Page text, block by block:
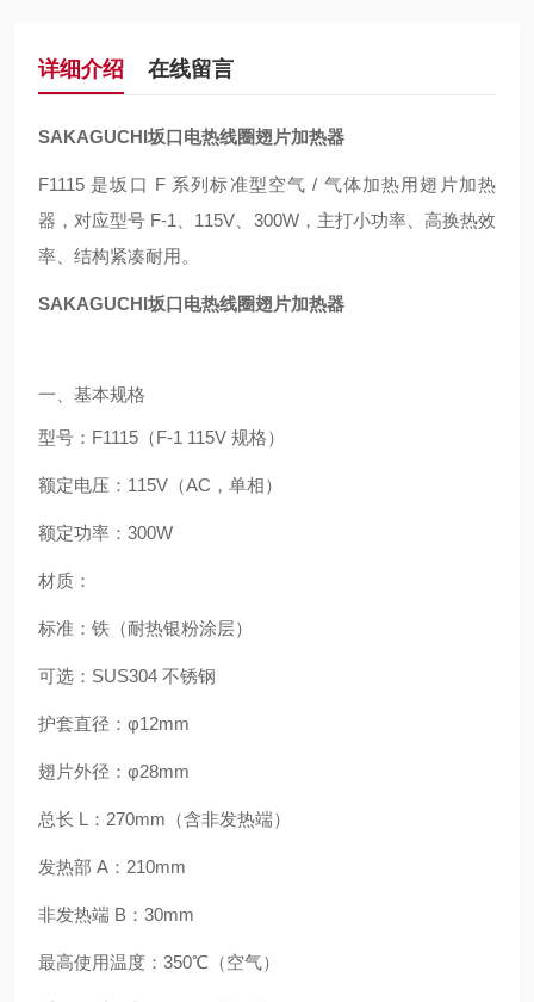
详细介绍 在线留言
SAKAGUCHI坂口电热线圈翅片加热器
F1115 是坂口 F 系列标准型空气 / 气体加热用翅片加热
器，对应型号 F-1、115V、300W，主打小功率、高换热效
率、结构紧凑耐用。
SAKAGUCHI坂口电热线圈翅片加热器
一、基本规格
型号 ：F1115（F-1 115V 规格）
额定电压 ：115V（AC，单相）
额定功率 ： 300W
材质 ：
标准：铁（耐热银粉涂层）
可选：SUS304 不锈钢
护套直径 ：φ12mm
翅片外径 ：φ28mm
总长 L ：270mm（含非发热端）
发热部 A ：210mm
非发热端 B ：30mm
最高使用温度 ： 350℃（空气）